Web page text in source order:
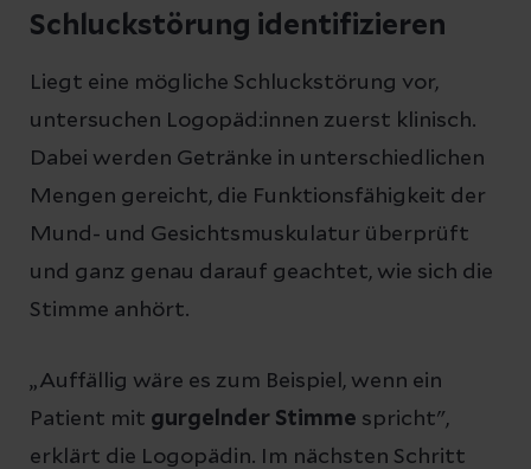
Schluckstörung identifizieren
Liegt eine mögliche Schluckstörung vor,
untersuchen Logopäd:innen zuerst klinisch.
Dabei werden Getränke in unterschiedlichen
Mengen gereicht, die Funktionsfähigkeit der
Mund- und Gesichtsmuskulatur überprüft
und ganz genau darauf geachtet, wie sich die
Stimme anhört.
„Auffällig wäre es zum Beispiel, wenn ein
Patient mit gurgelnder Stimme spricht",
erklärt die Logopädin. Im nächsten Schritt